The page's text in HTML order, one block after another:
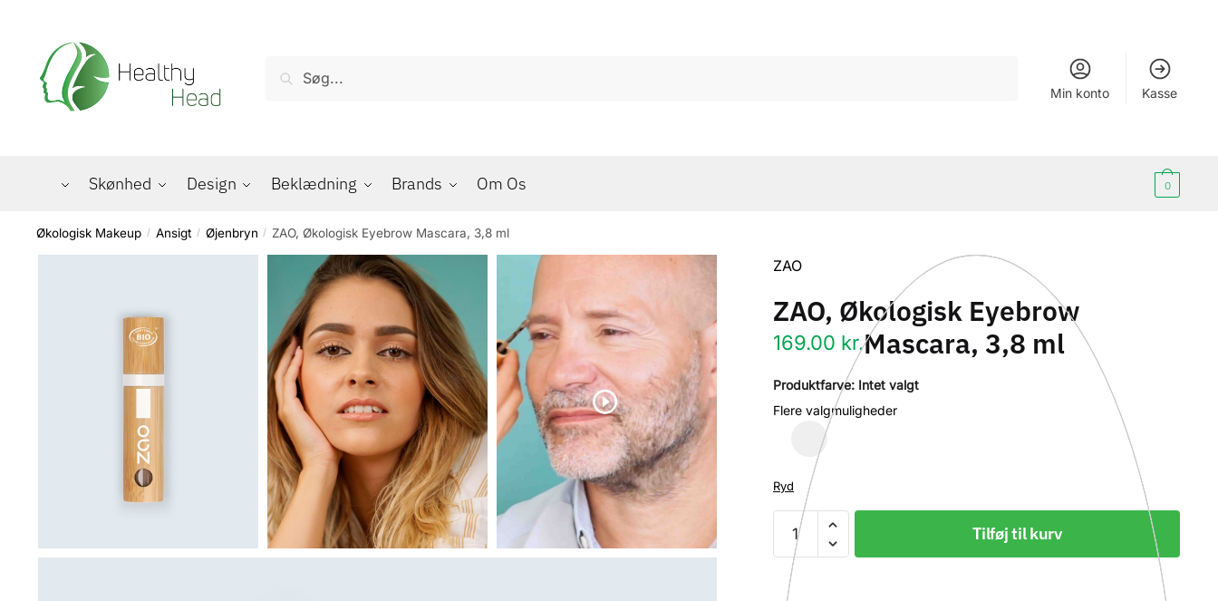
navigation
content
efter:
Søg
Min konto Kasse
Skønhed Design Beklædning Brands Om Os 0
Økologisk Makeup / Ansigt / Øjenbryn / ZAO, Økologisk Eyebrow Mascara, 3,8 ml
ZAO
ZAO, Økologisk Eyebrow
Mascara, 3,8 ml
169.00 kr.
Produktfarve: Intet valgt
Flere valgmuligheder
Ryd
ZAO,
Økologisk
Eyebrow
Mascara,
Tilføj til kurv